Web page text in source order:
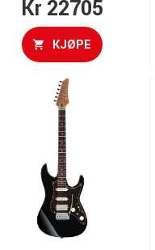
Kr 22705
KJØPE